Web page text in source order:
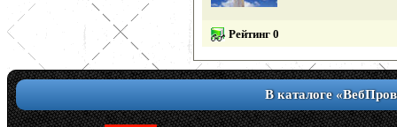
Рейтинг 0
В каталоге